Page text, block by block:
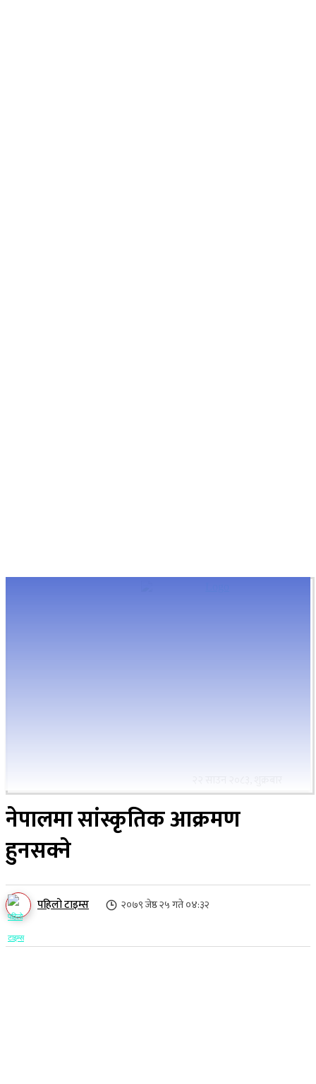
नेपालमा सांस्कृतिक आक्रमण
हुनसक्ने
पहिलो टाइम्स २०७९ जेष्ठ २५ गते ०४:३२